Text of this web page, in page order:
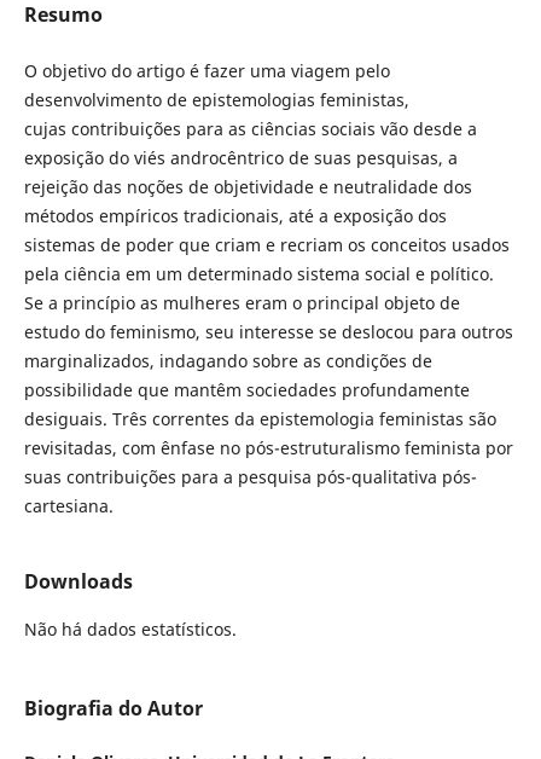
Resumo
O objetivo do artigo é fazer uma viagem pelo
desenvolvimento de epistemologias feministas,
cujas contribuições para as ciências sociais vão desde a
exposição do viés androcêntrico de suas pesquisas, a
rejeição das noções de objetividade e neutralidade dos
métodos empíricos tradicionais, até a exposição dos
sistemas de poder que criam e recriam os conceitos usados
pela ciência em um determinado sistema social e político.
Se a princípio as mulheres eram o principal objeto de
estudo do feminismo, seu interesse se deslocou para outros
marginalizados, indagando sobre as condições de
possibilidade que mantêm sociedades profundamente
desiguais. Três correntes da epistemologia feministas são
revisitadas, com ênfase no pós-estruturalismo feminista por
suas contribuições para a pesquisa pós-qualitativa pós-
cartesiana.
Downloads
Não há dados estatísticos.
Biografia do Autor